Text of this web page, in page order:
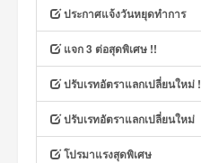
ประกาศแจ้งวันหยุดทำการ
แจก 3 ต่อสุดพิเศษ !!
ปรับเรทอัตราแลกเปลี่ยนใหม่ !
ปรับเรทอัตราแลกเปลี่ยนใหม่
โปรมาแรงสุดพิเศษ